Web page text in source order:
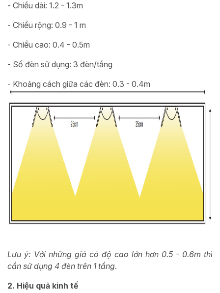
- Chiều dài: 1.2 - 1.3m
- Chiều rộng: 0.9 - 1 m
- Chiều cao: 0.4 - 0.5m
- Số đèn sử dụng: 3 đèn/tầng
- Khoảng cách giữa các đèn: 0.3 - 0.4m
Lưu ý: Với những giá có độ cao lớn hơn 0.5 - 0.6m thì
cần sử dụng 4 đèn trên 1 tầng.
2. Hiệu quả kinh tế